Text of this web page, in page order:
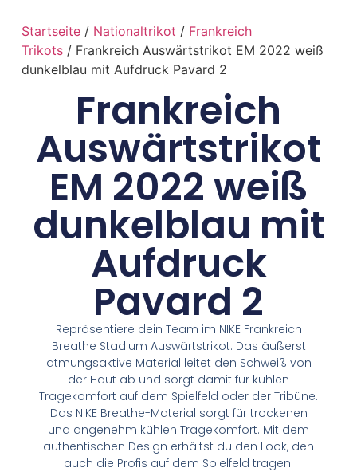
Startseite/ Nationaltrikot / Frankreich
Trikots/ Frankreich Auswärtstrikot EM 2022 weiß
dunkelblau mit Aufdruck Pavard 2
Frankreich
Auswärtstrikot
EM 2022 weiß
dunkelblau mit
Aufdruck
Pavard 2
Repräsentiere dein Team im NIKE Frankreich
Breathe Stadium Auswärtstrikot. Das äußerst
atmungsaktive Material leitet den Schweiß von
der Haut ab und sorgt damit für kühlen
Tragekomfort auf dem Spielfeld oder der Tribüne.
Das NIKE Breathe-Material sorgt für trockenen
und angenehm kühlen Tragekomfort. Mit dem
authentischen Design erhältst du den Look, den
auch die Profis auf dem Spielfeld tragen.